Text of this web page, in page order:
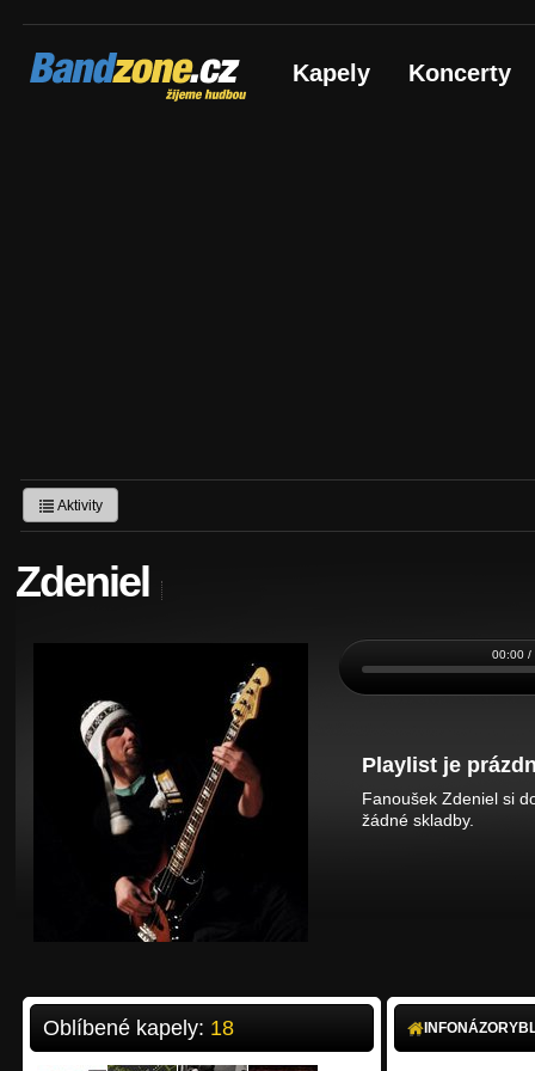
Bandzone.cz
žijeme hudbou Kapely Koncerty
Aktivity
Zdeniel
00:00 /
Playlist je
Fanoušek Zdeniel si
žádné skladby.
Oblíbené kapely: 18 INFONÁZORY